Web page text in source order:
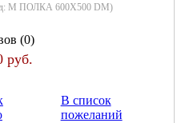
М ПОЛКА 600Х500 DM)
(0)
руб.
В список
пожеланий